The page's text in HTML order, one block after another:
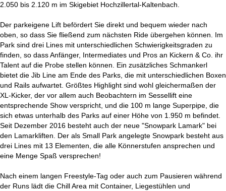
2.050 bis 2.120 m im Skigebiet Hochzillertal-Kaltenbach.
Der parkeigene Lift befördert Sie direkt und bequem wieder nach
oben, so dass Sie fließend zum nächsten Ride übergehen können. Im
Park sind drei Lines mit unterschiedlichen Schwierigkeitsgraden zu
finden, so dass Anfänger, Intermediates und Pros an Kickern & Co. ihr
Talent auf die Probe stellen können. Ein zusätzliches Schmankerl
bietet die Jib Line am Ende des Parks, die mit unterschiedlichen Boxen
und Rails aufwartet. Größtes Highlight sind wohl gleichermaßen der
XL-Kicker, der vor allem auch Beobachtern im Sessellift eine
entsprechende Show verspricht, und die 100 m lange Superpipe, die
sich etwas unterhalb des Parks auf einer Höhe von 1.950 m befindet.
Seit Dezember 2016 besteht auch der neue "Snowpark Lamark" bei
den Lamarkliften. Der als Small Park angelegte Snowpark besteht aus
drei Lines mit 13 Elementen, die alle Könnerstufen ansprechen und
eine Menge Spaß versprechen!
Nach einem langen Freestyle-Tag oder auch zum Pausieren während
der Runs lädt die Chill Area mit Container, Liegestühlen und